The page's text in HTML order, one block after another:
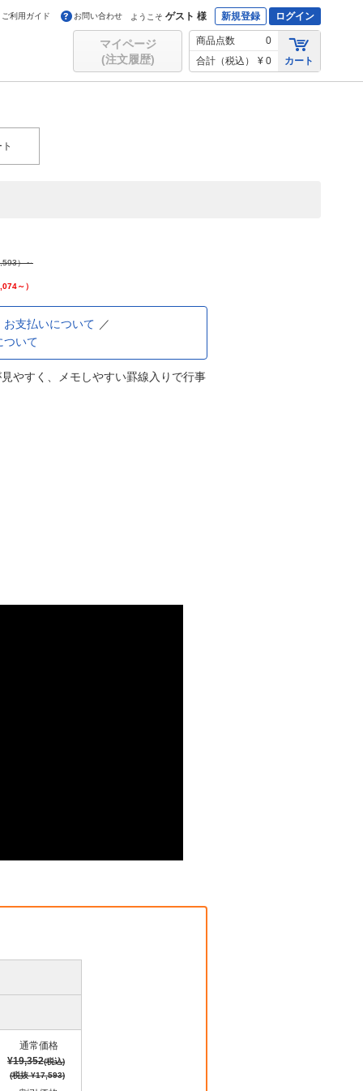
ご利用ガイド お問い合わせ ようこそ ゲスト 様 新規登録 ログイン
マイページ
(注文履歴)
商品点数
0
合計（税込）
¥ 0 カート
）～
～）
お支払いについて
ついて
やすく、メモしやすい罫線入りで行事
通常価格
¥19,352(税込)
(税抜 ¥17,593)